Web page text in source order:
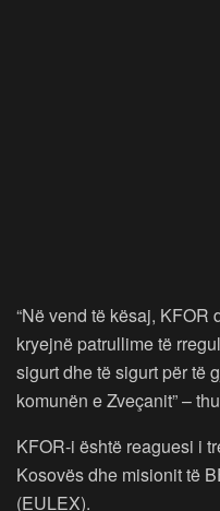
“Në vend të kësaj, KFOR
kryejnë patrullime të
sigurt dhe të sigurt për të
komunën e Zveçanit” –
KFOR-i është reaguesi i
Kosovës dhe misionit të
(EULEX).